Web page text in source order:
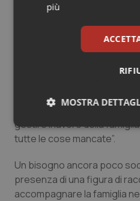
“Dal punto di vista dei
da valutare è la gestione
purtroppo spesso le
accomunate, solo per una
all’epilessia, ma sono due
queste altre cose, perché
c’è da gestire la scuola, il
gestire il lavoro della
tutte le cose mancate”.
Un bisogno ancora poco
presenza di una figura di
accompagnare la famiglia
più
MOSTRA
Necessari